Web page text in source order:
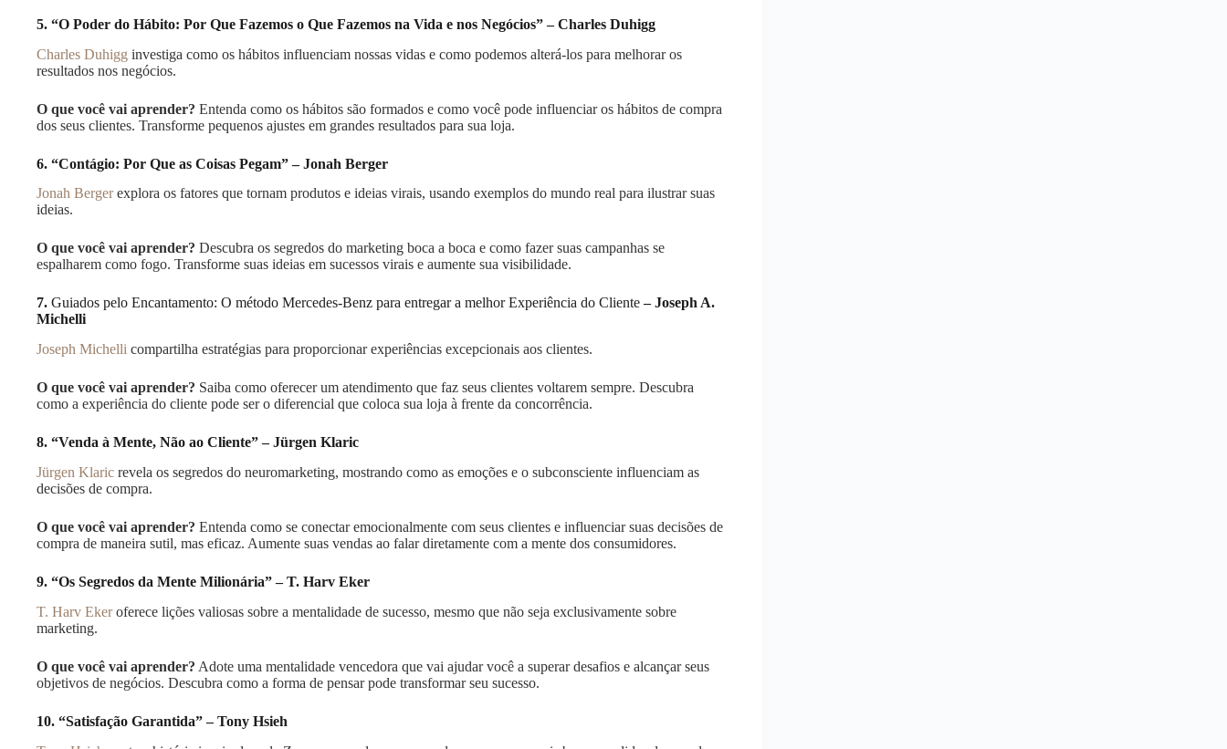
5. “O Poder do Hábito: Por Que Fazemos o Que Fazemos na Vida e nos Negócios” – Charles Duhigg
Charles Duhigg investiga como os hábitos influenciam nossas vidas e como podemos alterá-los para melhorar os
resultados nos negócios.
O que você vai aprender? Entenda como os hábitos são formados e como você pode influenciar os hábitos de compra
dos seus clientes. Transforme pequenos ajustes em grandes resultados para sua loja.
6. “Contágio: Por Que as Coisas Pegam” – Jonah Berger
Jonah Bergerexplora os fatores que tornam produtos e ideias virais, usando exemplos do mundo real para ilustrar suas
ideias.
O que você vai aprender? Descubra os segredos do marketing boca a boca e como fazer suas campanhas se
espalharem como fogo. Transforme suas ideias em sucessos virais e aumente sua visibilidade.
7. Guiados pelo Encantamento: O método Mercedes-Benz para entregar a melhor Experiência do Cliente– Joseph A.
Michelli
Joseph Michelli compartilha estratégias para proporcionar experiências excepcionais aos clientes.
O que você vai aprender? Saiba como oferecer um atendimento que faz seus clientes voltarem sempre. Descubra
como a experiência do cliente pode ser o diferencial que coloca sua loja à frente da concorrência.
8. “Venda à Mente, Não ao Cliente” – Jürgen Klaric
Jürgen Klaric revela os segredos do neuromarketing, mostrando como as emoções e o subconsciente influenciam as
decisões de compra.
O que você vai aprender? Entenda como se conectar emocionalmente com seus clientes e influenciar suas decisões de
compra de maneira sutil, mas eficaz. Aumente suas vendas ao falar diretamente com a mente dos consumidores.
9. “Os Segredos da Mente Milionária” – T. Harv Eker
T. Harv Ekeroferece lições valiosas sobre a mentalidade de sucesso, mesmo que não seja exclusivamente sobre
marketing.
O que você vai aprender? Adote uma mentalidade vencedora que vai ajudar você a superar desafios e alcançar seus
objetivos de negócios. Descubra como a forma de pensar pode transformar seu sucesso.
10. “Satisfação Garantida” – Tony Hsieh